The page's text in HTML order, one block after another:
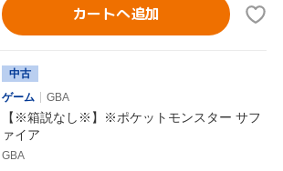
カートへ追加
中古
ゲーム
GBA
【※箱説なし※】※ポケットモンスター サフ
ァイア
GBA